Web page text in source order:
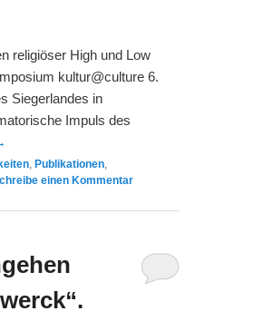
religiöser High und Low
kultur@culture 6.
Siegerlandes in
Impuls des
, Publikationen,
einen Kommentar